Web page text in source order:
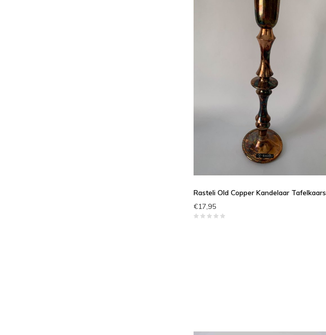
Rasteli Old Copper Kandelaar Tafelkaars
€17,95